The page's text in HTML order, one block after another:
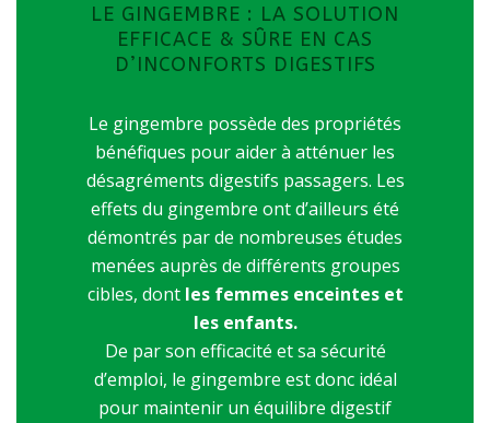
LE GINGEMBRE : LA SOLUTION
EFFICACE & SÛRE EN CAS
D’INCONFORTS DIGESTIFS
Le gingembre possède des propriétés
bénéfiques pour aider à atténuer les
désagréments digestifs passagers. Les
effets du gingembre ont d’ailleurs été
démontrés par de nombreuses études
menées auprès de différents groupes
cibles, dont les femmes enceintes et
les enfants.
De par son efficacité et sa sécurité
d’emploi, le gingembre est donc idéal
pour maintenir un équilibre digestif